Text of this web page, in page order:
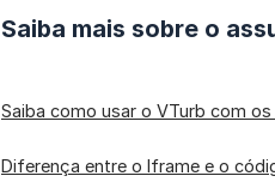
Saiba mais sobre o
Saiba como usar o VTurb com
Diferença entre o Iframe e o